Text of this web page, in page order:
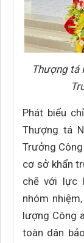
Thượng tá
Phát biểu
Thượng tá
Trưởng
cơ sở khẩn
chẽ với lực
nhóm
lượng Công
toàn dân